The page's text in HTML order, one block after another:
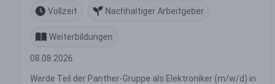
Vollzeit
Nachhaltiger Arbeitgeber
Weiterbildungen
08.08.2026
Werde Teil der Panther-Gruppe als Elektroniker (m/w/d) in